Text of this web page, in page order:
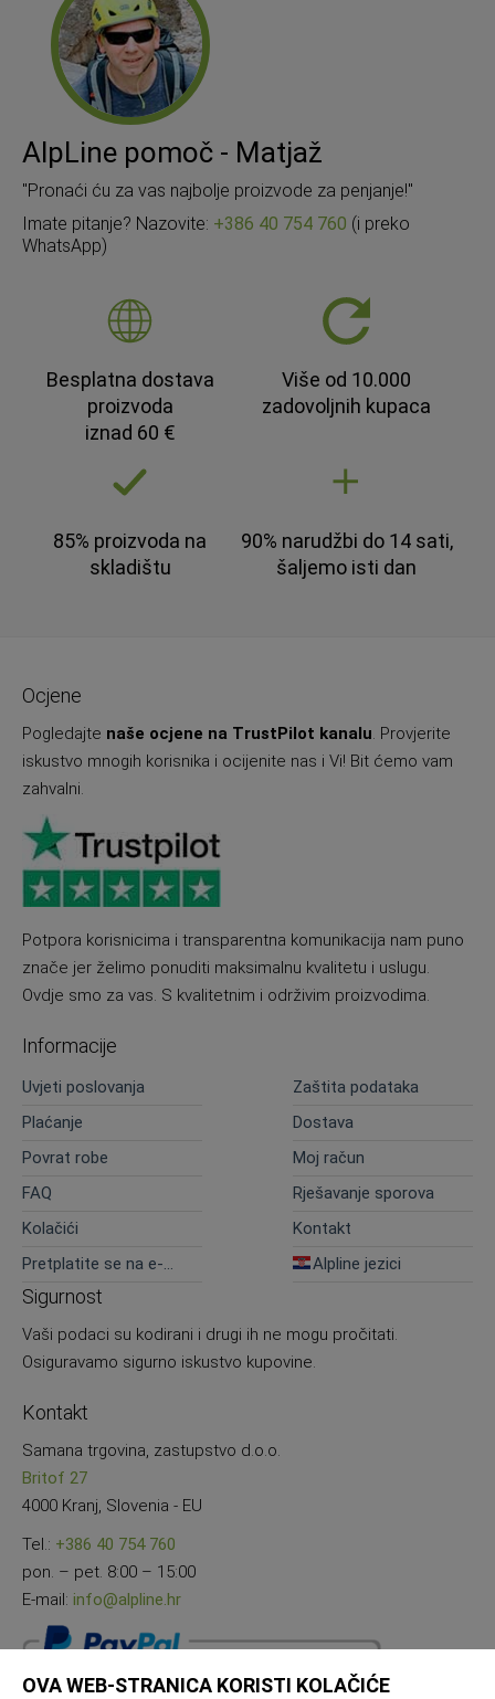
AlpLine pomoč - Matjaž
"Pronaći ću za vas najbolje proizvode za penjanje!"
Imate pitanje? Nazovite: +386 40 754 760 (i preko
WhatsApp)
Besplatna dostava
proizvoda
iznad 60 €
Više od 10.000
zadovoljnih kupaca
85% proizvoda na
skladištu
90% narudžbi do 14 sati,
šaljemo isti dan
Ocjene
Pogledajte naše ocjene na TrustPilot kanalu. Provjerite
iskustvo mnogih korisnika i ocijenite nas i Vi! Bit ćemo vam
zahvalni.
Potpora korisnicima i transparentna komunikacija nam puno
znače jer želimo ponuditi maksimalnu kvalitetu i uslugu.
Ovdje smo za vas. S kvalitetnim i održivim proizvodima.
Informacije
Uvjeti poslovanja
Zaštita podataka
Plaćanje
Dostava
Povrat robe
Moj račun
FAQ
Rješavanje sporova
Kolačići
Kontakt
Pretplatite se na e-
Alpline jezici
Sigurnost
Vaši podaci su kodirani i drugi ih ne mogu pročitati.
Osiguravamo sigurno iskustvo kupovine.
Kontakt
Samana trgovina, zastupstvo d.o.o.
Britof 27
4000 Kranj, Slovenia - EU
Tel.: +386 40 754 760
pon. – pet. 8:00 – 15:00
E-mail: info@alpline.hr
OVA WEB-STRANICA KORISTI KOLAČIĆE